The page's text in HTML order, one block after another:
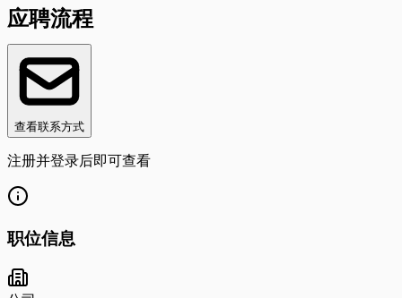
应聘流程
查看联系方式
注册并登录后即可查看
职位信息